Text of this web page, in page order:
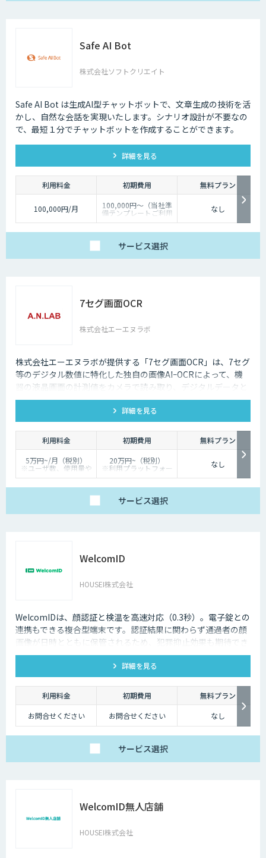
Safe AI Bot
株式会社ソフトクリエイト
Safe AI Bot は生成AI型チャットボットで、文章生成の技術を活
かし、自然な会話を実現いたします。シナリオ設計が不要なの
で、最短１分でチャットボットを作成することができます。
詳細を見る
利用料金 初期費用 無料プラン
100,000円/月 100,000円～（当社準
備テンプレートご利用
の場合）
なし
サービス選択
7セグ画面OCR
株式会社エーエヌラボ
株式会社エーエヌラボが提供する「7セグ画面OCR」は、7セグ
等のデジタル数値に特化した独自の画像AIｰOCRによって、機
器の液晶画面の計測値をカメラで読み取り、デジタルデータと
して記録するサービスです
詳細を見る
利用料金 初期費用
無料プラン
5万円~/月（税別）
※ユーザ数、使用量や
カスタマイズ要望に応
20万円~（税別）
※利用プラットフォー
ムや必要なチューニン
なし
サービス選択
WelcomID
HOUSEI株式会社
WelcomIDは、顔認証と検温を高速対応（0.3秒）。電子錠との
連携もできる複合型端末です。認証結果に関わらず通過者の顔
画像が日時とともに保管されるため、犯罪抑止効果も期待でき
ます。
詳細を見る
利用料金 初期費用
無料プラン
お問合せください
お問合せください なし
サービス選択
WelcomID無人店舗
HOUSEI株式会社